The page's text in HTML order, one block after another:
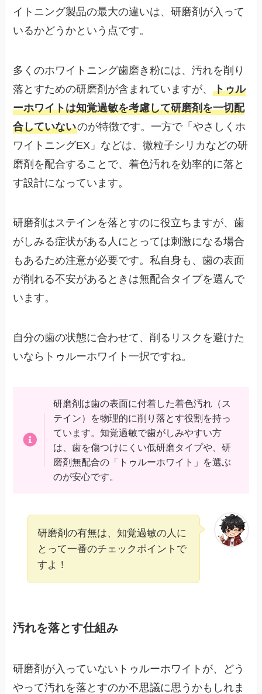
イトニング製品の最大の違いは、研磨剤が入って
いるかどうかという点です。
多くのホワイトニング歯磨き粉には、汚れを削り
落とすための研磨剤が含まれていますが、トゥル
ーホワイトは知覚過敏を考慮して研磨剤を一切配
合していないのが特徴です。一方で「やさしくホ
ワイトニングEX」などは、微粒子シリカなどの研
磨剤を配合することで、着色汚れを効率的に落と
す設計になっています。
研磨剤はステインを落とすのに役立ちますが、歯
がしみる症状がある人にとっては刺激になる場合
もあるため注意が必要です。私自身も、歯の表面
が削れる不安があるときは無配合タイプを選んで
います。
自分の歯の状態に合わせて、削るリスクを避けた
いならトゥルーホワイト一択ですね。
研磨剤は歯の表面に付着した着色汚れ（ス
テイン）を物理的に削り落とす役割を持っ
ています。知覚過敏で歯がしみやすい方
は、歯を傷つけにくい低研磨タイプや、研
磨剤無配合の「トゥルーホワイト」を選ぶ
のが安心です。
研磨剤の有無は、知覚過敏の人に
とって一番のチェックポイントで
すよ！
汚れを落とす仕組み
研磨剤が入っていないトゥルーホワイトが、どう
やって汚れを落とすのか不思議に思うかもしれま